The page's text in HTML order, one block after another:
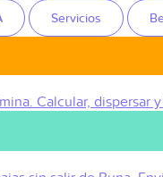
Servicios
Calcular, dispersar